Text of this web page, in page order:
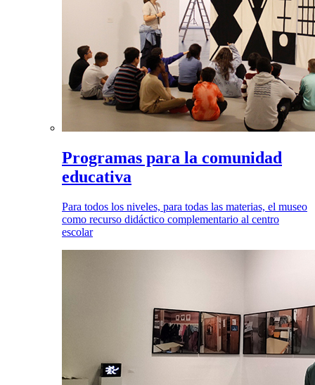
Programas para la comunidad
educativa
Para todos los niveles, para todas las materias, el museo
como recurso didáctico complementario al centro
escolar